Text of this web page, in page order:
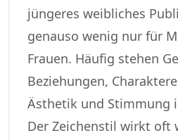
jüngeres weibliches
genauso wenig nur für
Frauen. Häufig stehen
Beziehungen,
Ästhetik und Stimmung
Der Zeichenstil wirkt oft